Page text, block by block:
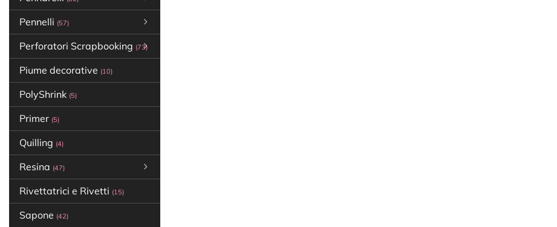
Pennelli (57)
Perforatori Scrapbooking (73)
Piume decorative (10)
PolyShrink (5)
Primer (5)
Quilling (4)
Resina (47)
Rivettatrici e Rivetti (15)
Sapone (42)